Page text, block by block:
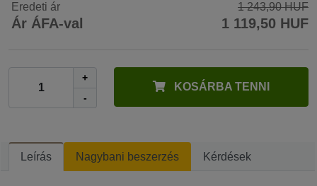
Eredeti ár 1 243,90 HUF
Ár ÁFA-val 1 119,50 HUF
+
-
KOSÁRBA TENNI
Leírás Nagybani beszerzés Kérdések